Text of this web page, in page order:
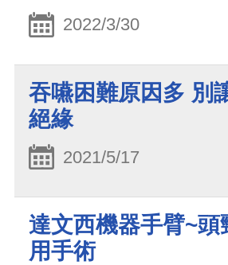
2022/3/30
吞嚥困難原因多 別
絕緣
2021/5/17
達文西機器手臂~頭
用手術